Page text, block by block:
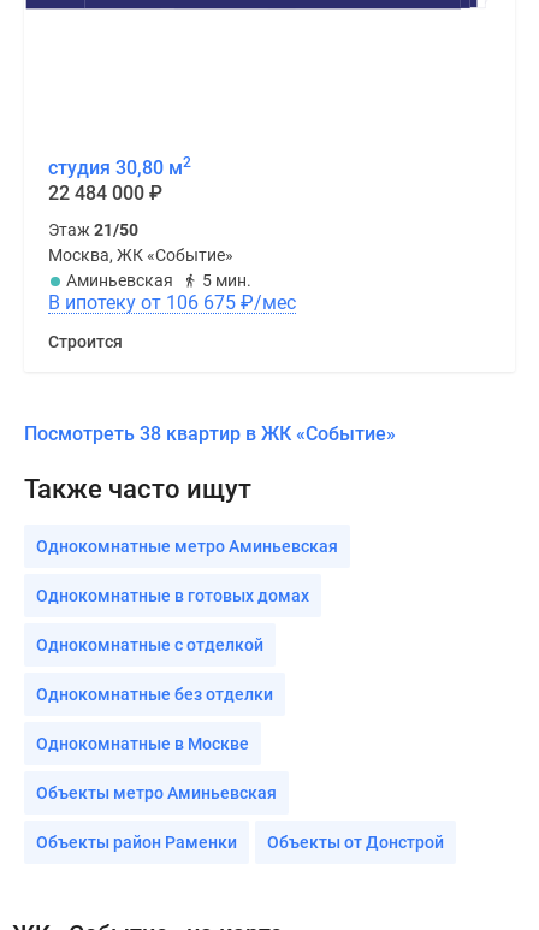
студия 30,80 м2
22 484 000 ₽
Этаж21/50
Москва, ЖК «Событие»
Аминьевская
5 мин.
В ипотеку от 106 675 ₽/мес
Строится
Посмотреть 38 квартир в ЖК «Событие»
Также часто ищут
Однокомнатные метро Аминьевская
Однокомнатные в готовых домах
Однокомнатные с отделкой
Однокомнатные без отделки
Однокомнатные в Москве
Объекты метро Аминьевская
Объекты район Раменки Объекты от Донстрой